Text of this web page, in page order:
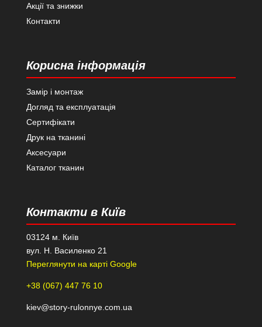
Акції та знижки
Контакти
Корисна інформація
Замір і монтаж
Догляд та експлуатація
Сертифікати
Друк на тканині
Аксесуари
Каталог тканин
Контакти в Київ
03124 м. Київ
вул. Н. Василенко 21
Переглянути на карті Google
+38 (067) 447 76 10
kiev@story-rulonnye.com.ua